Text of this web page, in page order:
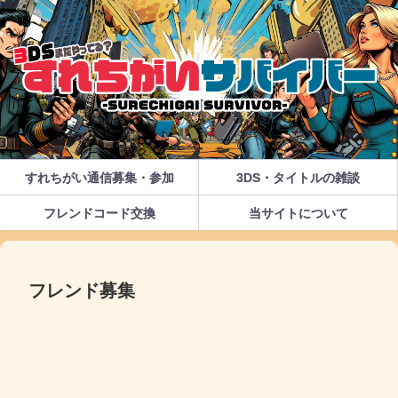
すれちがい通信募集・参加 3DS・タイトルの雑談
フレンドコード交換 当サイトについて
フレンド募集